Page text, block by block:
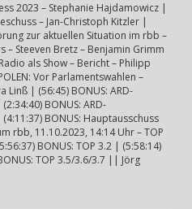
2023 – Stephanie Hajdamowicz |
– Jan-Christoph Kitzler |
zur aktuellen Situation im rbb –
– Steeven Bretz – Benjamin Grimm
als Show – Bericht – Philipp
Vor Parlamentswahlen –
Linß | (56:45) BONUS: ARD-
BONUS: ARD-
BONUS: Hauptausschuss
rbb, 11.10.2023, 14:14 Uhr – TOP
BONUS: TOP 3.2 | (5:58:14)
TOP 3.5/3.6/3.7 || Jörg